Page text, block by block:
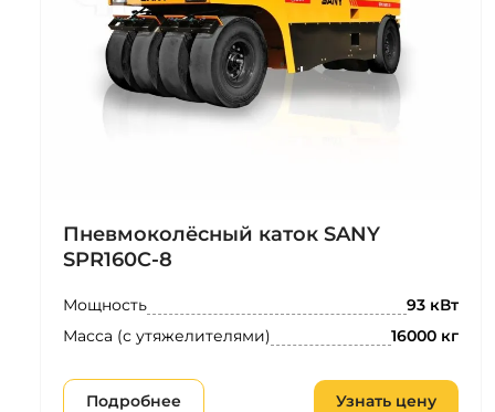
Пневмоколёсный каток SANY
SPR160C-8
Мощность 93 кВт
Масса (с утяжелителями) 16000 кг
Подробнее Узнать цену